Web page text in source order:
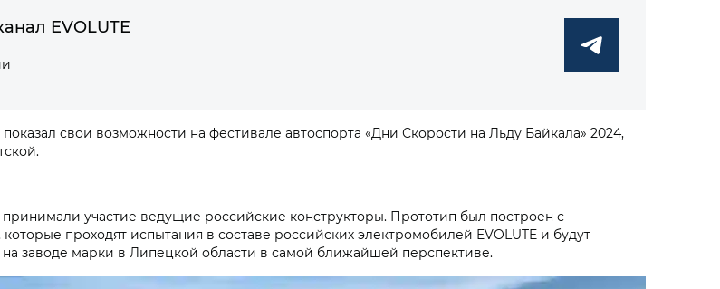
EVOLUTE
свои возможности на фестивале автоспорта «Дни Скорости на Льду Байкала» 2024,
участие ведущие российские конструкторы. Прототип был построен с
проходят испытания в составе российских электромобилей EVOLUTE и будут
заводе марки в Липецкой области в самой ближайшей перспективе.